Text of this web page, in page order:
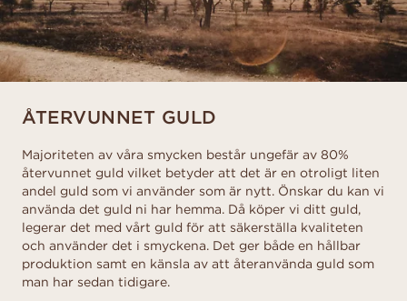
ÅTERVUNNET GULD
Majoriteten av våra smycken består ungefär av 80%
återvunnet guld vilket betyder att det är en otroligt liten
andel guld som vi använder som är nytt. Önskar du kan vi
använda det guld ni har hemma. Då köper vi ditt guld,
legerar det med vårt guld för att säkerställa kvaliteten
och använder det i smyckena. Det ger både en hållbar
produktion samt en känsla av att återanvända guld som
man har sedan tidigare.